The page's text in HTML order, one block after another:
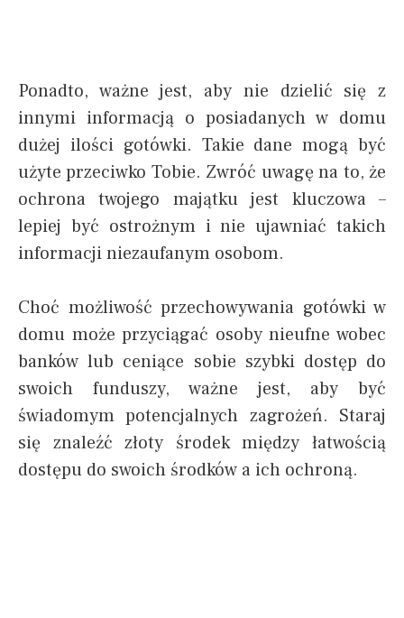
Ponadto, ważne jest, aby nie dzielić się z
innymi informacją o posiadanych w domu
dużej ilości gotówki. Takie dane mogą być
użyte przeciwko Tobie. Zwróć uwagę na to, że
ochrona twojego majątku jest kluczowa –
lepiej być ostrożnym i nie ujawniać takich
informacji niezaufanym osobom.
Choć możliwość przechowywania gotówki w
domu może przyciągać osoby nieufne wobec
banków lub ceniące sobie szybki dostęp do
swoich funduszy, ważne jest, aby być
świadomym potencjalnych zagrożeń. Staraj
się znaleźć złoty środek między łatwością
dostępu do swoich środków a ich ochroną.